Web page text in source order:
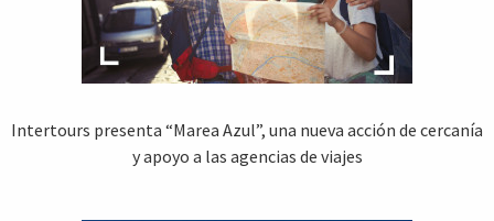
Intertours presenta “Marea Azul”, una nueva acción de cercanía
y apoyo a las agencias de viajes